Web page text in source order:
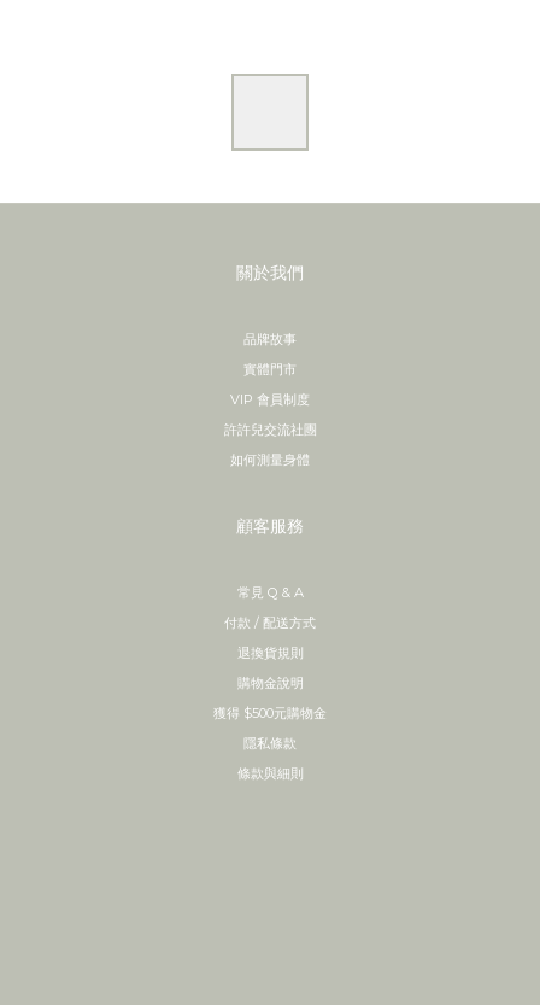
關於我們
品牌故事
實體門市
VIP 會員制度
許許兒交流社團
如何測量身體
顧客服務
常見 Q & A
付款 / 配送方式
退換貨規則
購物金說明
獲得 $500元購物金
隱私條款
條款與細則